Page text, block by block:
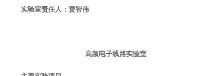
实验室责任人：贾智伟
高频电子线路实验室